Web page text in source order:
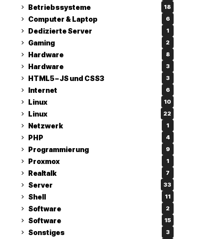
Betriebssysteme 18
Computer & Laptop 6
Dedizierte Server 1
Gaming 2
Hardware 8
Hardware 3
HTML5 – JS und CSS3 3
Internet 6
Linux 10
Linux 22
Netzwerk 1
PHP 4
Programmierung 9
Proxmox 1
Realtalk 7
Server 33
Shell 11
Software 2
Software 15
Sonstiges 3